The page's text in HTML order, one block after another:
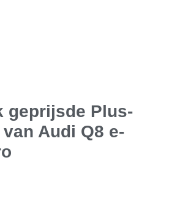
geprijsde Plus-
Audi Q8 e-